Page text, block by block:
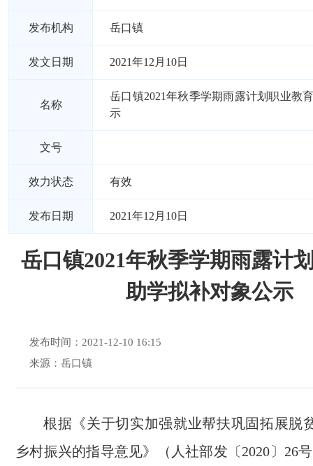
发布机构 岳口镇
发文日期 2021年12月10日
名称
岳口镇2021年秋季学期雨露计划职业教
示
文号
效力状态 有效
发布日期 2021年12月10日
岳口镇2021年秋季学期雨露计
助学拟补对象公示
发布时间：2021-12-10 16:15
来源：岳口镇
根据《关于切实加强就业帮扶巩固拓展脱
乡村振兴的指导意见》（人社部发〔2020〕26